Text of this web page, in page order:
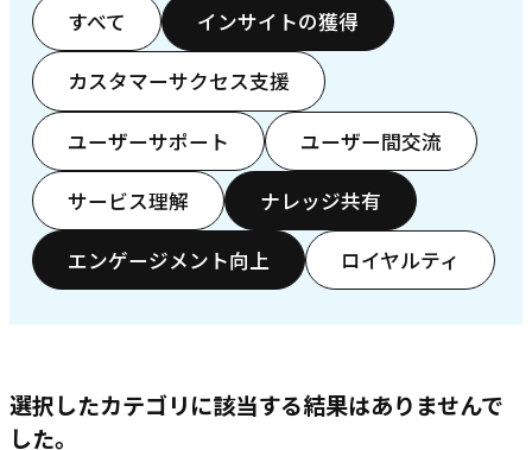
すべて インサイトの獲得
カスタマーサクセス支援
ユーザーサポート ユーザー間交流
サービス理解 ナレッジ共有
エンゲージメント向上 ロイヤルティ
選択したカテゴリに該当する結果はありませんで
した。